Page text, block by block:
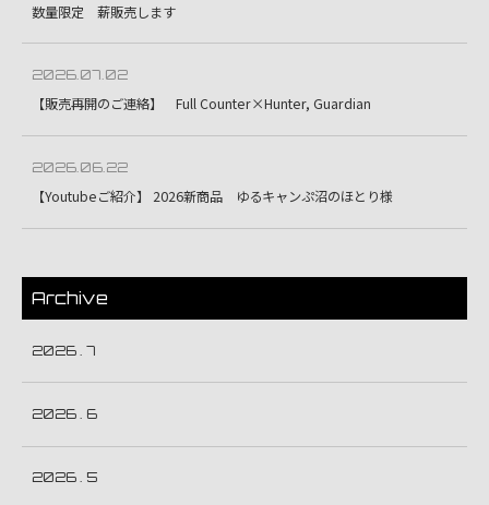
数量限定 薪販売します
2026.07.02
【販売再開のご連絡】 Full Counter×Hunter, Guardian
2026.06.22
【Youtubeご紹介】 2026新商品 ゆるキャンぷ沼のほとり様
Archive
2026 . 7
2026 . 6
2026 . 5